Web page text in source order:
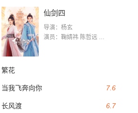
仙剑四
导演：杨玄
演员：鞠婧祎 陈哲远 茅子俊 毛晓慧 王媛可 张志浩 林枫松 张帆（演员）
繁花
7.6
当我飞奔向你
6.7
长风渡